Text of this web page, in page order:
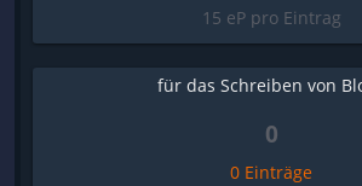
15 eP pro Eintrag
für das Schreiben von
0
0 Einträge